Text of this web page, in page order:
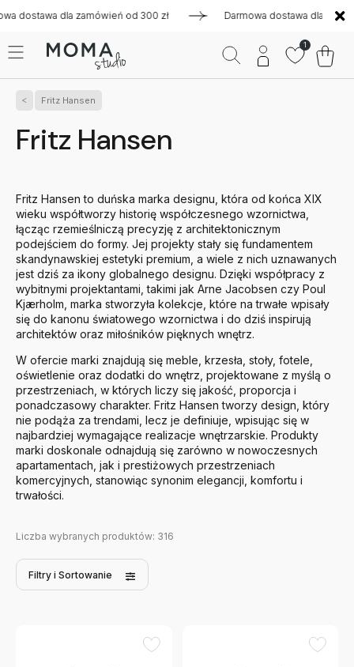
zamówień od 300 zł Darmowa dostawa dla zamówień od
1
Fritz Hansen
Fritz Hansen
Fritz Hansen to duńska marka designu, która od końca XIX
wieku współtworzy historię współczesnego wzornictwa,
łącząc rzemieślniczą precyzję z architektonicznym
podejściem do formy. Jej projekty stały się fundamentem
skandynawskiej estetyki premium, a wiele z nich uznawanych
jest dziś za ikony globalnego designu. Dzięki współpracy z
wybitnymi projektantami, takimi jak Arne Jacobsen czy Poul
Kjærholm, marka stworzyła kolekcje, które na trwałe wpisały
się do kanonu światowego wzornictwa i do dziś inspirują
architektów oraz miłośników pięknych wnętrz.
W ofercie marki znajdują się meble, krzesła, stoły, fotele,
oświetlenie oraz dodatki do wnętrz, projektowane z myślą o
przestrzeniach, w których liczy się jakość, proporcja i
ponadczasowy charakter. Fritz Hansen tworzy design, który
nie podąża za trendami, lecz je definiuje, wpisując się w
najbardziej wymagające realizacje wnętrzarskie. Produkty
marki doskonale odnajdują się zarówno w nowoczesnych
apartamentach, jak i prestiżowych przestrzeniach
komercyjnych, stanowiąc synonim elegancji, komfortu i
trwałości.
Liczba wybranych produktów: 316
Filtry i Sortowanie